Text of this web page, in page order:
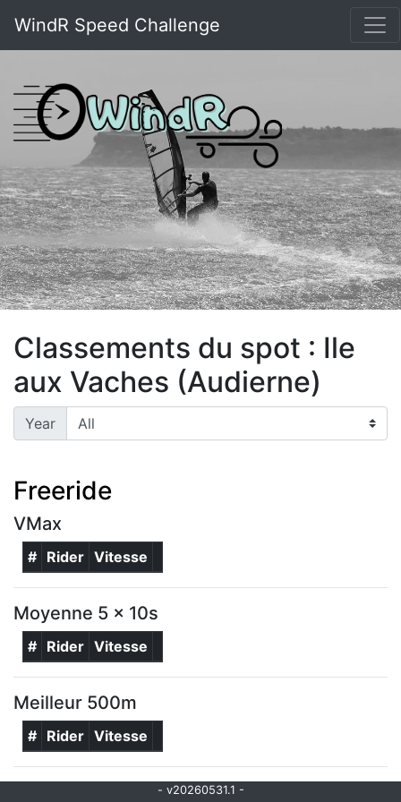
WindR Speed Challenge
Classements du spot : Ile
aux Vaches (Audierne)
Year
Freeride
VMax
# Rider Vitesse
Moyenne 5 x 10s
# Rider Vitesse
Meilleur 500m
# Rider Vitesse
- v20260531.1 -